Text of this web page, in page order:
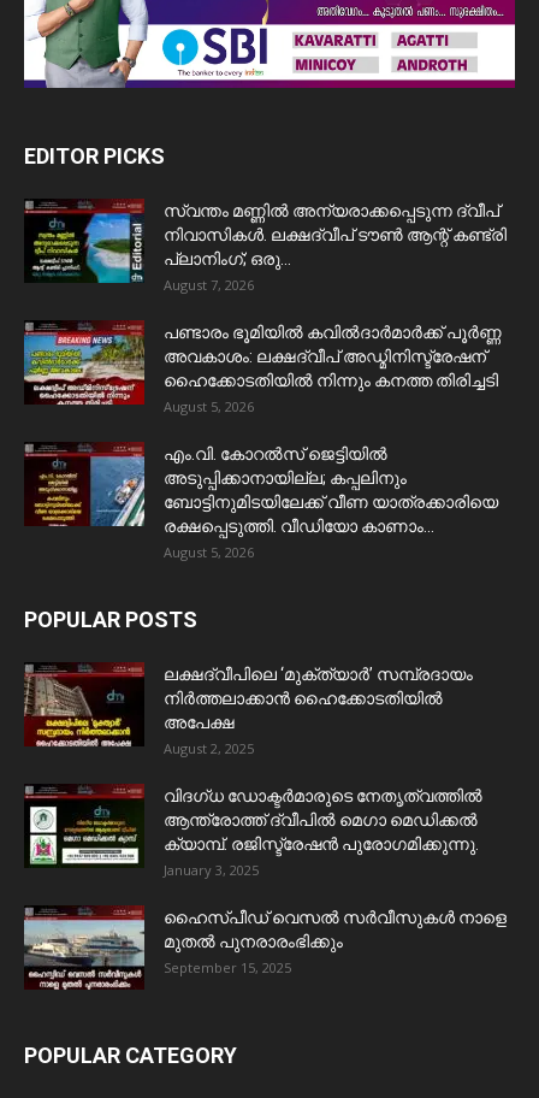
EDITOR PICKS
സ്വന്തം മണ്ണിൽ അന്യരാക്കപ്പെടുന്ന ദ്വീപ്
നിവാസികൾ. ലക്ഷദ്വീപ് ടൗൺ ആന്റ് കണ്ട്രി
പ്ലാനിംഗ്; ഒരു...
August 7, 2026
പണ്ടാരം ഭൂമിയിൽ കവിൽദാർമാർക്ക് പൂർണ്ണ
അവകാശം: ലക്ഷദ്വീപ് അഡ്മിനിസ്ട്രേഷന്
ഹൈക്കോടതിയിൽ നിന്നും കനത്ത തിരിച്ചടി
August 5, 2026
​എം.വി. കോറൽസ് ജെട്ടിയിൽ
അടുപ്പിക്കാനായില്ല; കപ്പലിനും
ബോട്ടിനുമിടയിലേക്ക് വീണ യാത്രക്കാരിയെ
രക്ഷപ്പെടുത്തി. വീഡിയോ കാണാം...
August 5, 2026
POPULAR POSTS
ലക്ഷദ്വീപിലെ ‘മുക്ത്യാർ’ സമ്പ്രദായം
നിർത്തലാക്കാൻ ഹൈക്കോടതിയിൽ
അപേക്ഷ
August 2, 2025
വിദഗ്ധ ഡോക്ടർമാരുടെ നേതൃത്വത്തിൽ
ആന്ത്രോത്ത് ദ്വീപിൽ മെഗാ മെഡിക്കൽ
ക്യാമ്പ്. രജിസ്ട്രേഷൻ പുരോഗമിക്കുന്നു.
January 3, 2025
ഹൈസ്പീഡ് വെസൽ സർവീസുകൾ നാളെ
മുതൽ പുനരാരംഭിക്കും
September 15, 2025
POPULAR CATEGORY